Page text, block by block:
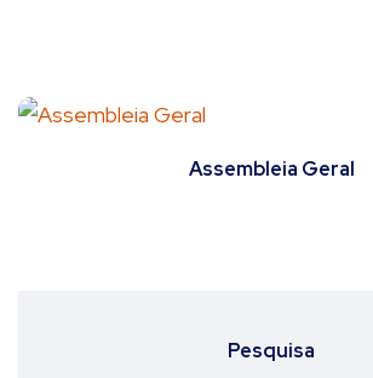
Assembleia Geral
Pesquisa